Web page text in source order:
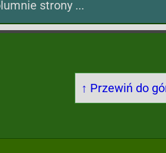
strony ...
↑ Przewiń do